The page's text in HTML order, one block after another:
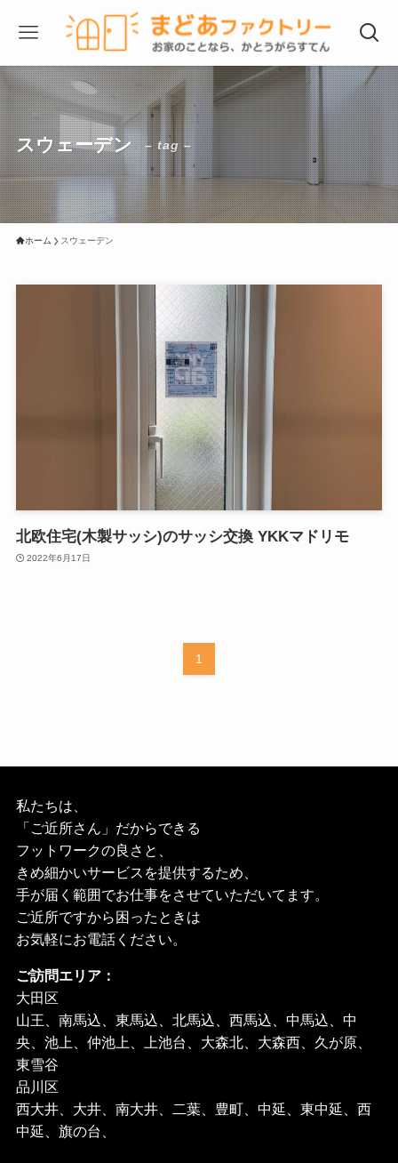
スウェーデン – tag –
ホーム スウェーデン
北欧住宅(木製サッシ)のサッシ交換 YKKマドリモ
2022年6月17日
1
私たちは、
「ご近所さん」だからできる
フットワークの良さと、
きめ細かいサービスを提供するため、
手が届く範囲でお仕事をさせていただいてます。
ご近所ですから困ったときは
お気軽にお電話ください。
ご訪問エリア：
大田区
山王、南馬込、東馬込、北馬込、西馬込、中馬込、中
央、池上、仲池上、上池台、大森北、大森西、久が原、
東雪谷
品川区
西大井、大井、南大井、二葉、豊町、中延、東中延、西
中延、旗の台、